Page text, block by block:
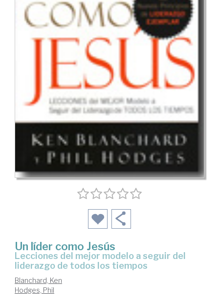
Un líder como Jesús
lecciones del mejor modelo a seguir del
liderazgo de todos los tiempos
Blanchard, Ken
Hodges, Phil